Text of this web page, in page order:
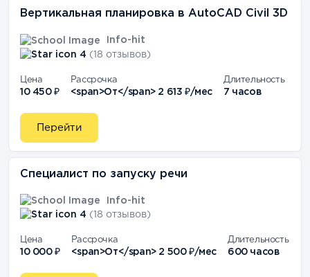
Вертикальная планировка в AutoCAD Civil 3D
Info-hit
4 (18 отзывов)
Цена
10 450 ₽
Рассрочка
<span>От</span> 2 613 ₽/мес
Длительность
7 часов
Перейти
Специалист по запуску речи
Info-hit
4 (18 отзывов)
Цена
10 000 ₽
Рассрочка
<span>От</span> 2 500 ₽/мес
Длительность
600 часов